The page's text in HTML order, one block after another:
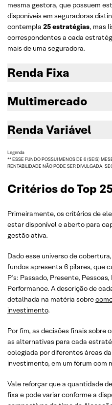
mesma gestora, que possuem
disponíveis em seguradoras
contempla 25 estratégias, mas
correspondentes a cada
mais de uma seguradora.
Renda Fixa
Multimercado
Renda Variável
Legenda
** ESSE FUNDO POSSUI MENOS DE 6 (SEIS)
RENTABILIDADE NÃO PODE SER DIVULGADA,
Critérios do Top
Primeiramente, os critérios de
estar disponível e aberto para
gestão ativa.
Dado esse universo de
fundos apresenta 6 pilares, que
P’s: Passado, Presente,
Performance. A descrição de
detalhada na matéria sobre
investimento.
Por fim, as decisões finais sobre
as alternativas para cada
colegiada por diferentes áreas
investimento, em um fórum com
Vale reforçar que a quantidade
fixa e pode variar conforme a